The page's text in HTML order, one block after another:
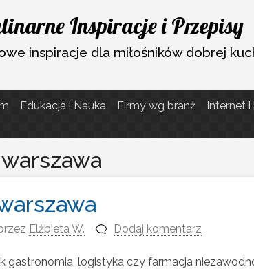
Inspiracje i Przepisy
inspiracje dla miłośników dobrej
Edukacja i Nauka Firmy wg branż Internet
Elżbieta W. Dodaj komentarz
gastronomia, logistyka czy farmacja